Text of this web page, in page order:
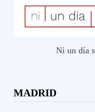
Ni un día
MADRID